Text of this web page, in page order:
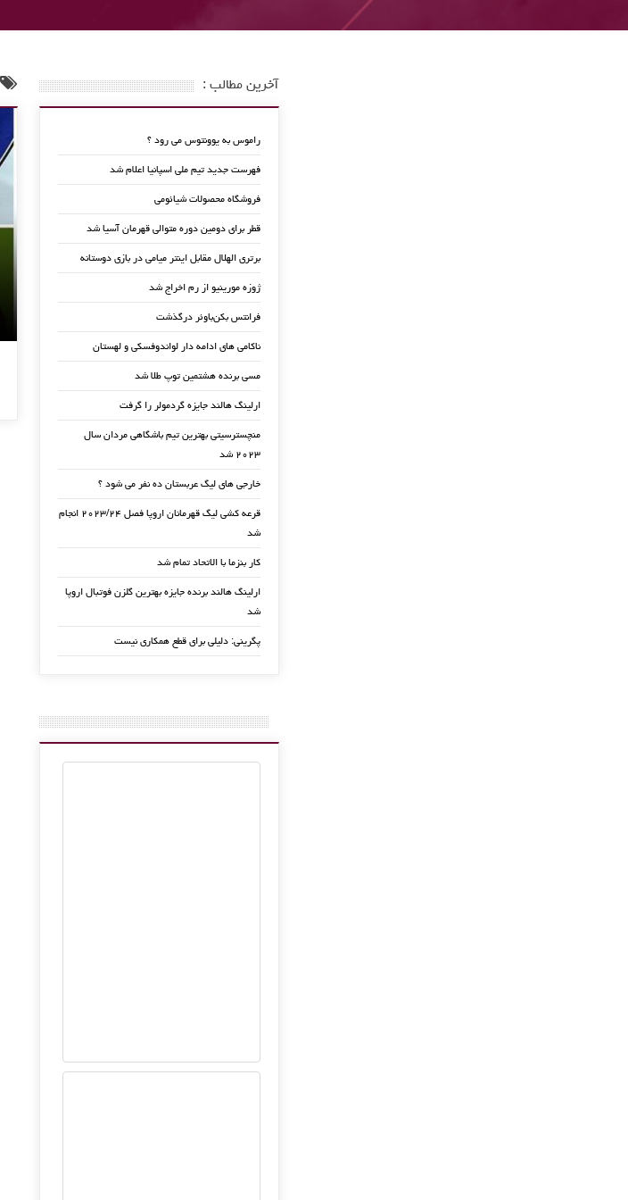
آخرین مطالب :
راموس به یوونتوس می رود ؟
فهرست جدید تیم ملی اسپانیا اعلام شد
فروشگاه محصولات شیائومی
قطر برای دومین دوره متوالی قهرمان آسیا شد
برتری الهلال مقابل اینتر میامی در بازی دوستانه
ژوزه مورینیو از رم اخراج شد
فرانتس بکن‌باوئر درگذشت
ناکامی های ادامه دار لواندوفسکی و لهستان
مسی برنده هشتمین توپ طلا شد
ارلینگ هالند جایزه گردمولر را گرفت
منچسترسیتی بهترین تیم باشگاهی مردان سال
۲۰۲۳ شد
خارجی های لیگ عربستان ده نفر می شود ؟
قرعه کشی لیگ قهرمانان اروپا فصل ۲۰۲۳/۲۴ انجام
شد
کار بنزما با الاتحاد تمام شد
ارلینگ هالند برنده جایزه بهترین گلزن فوتبال اروپا
شد
پگرینی: دلیلی برای قطع همکاری نیست